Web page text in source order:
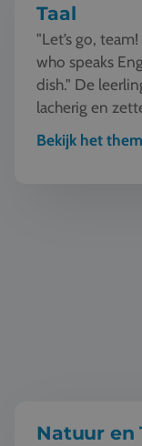
Taal
"Let’s go,
who speaks
dish." De
lacherig en
Bekijk het
Natuur en